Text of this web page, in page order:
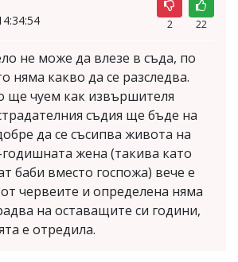
2 22
не може да влезе в съда, по
няма какво да се разследва.
ще чуем как извършителя
съдия ще бъде на
да се съсипва живота на
жена (такива като
баби вместо госпожа) вече е
червеите и определена няма
на оставащите си години,
е отредила.